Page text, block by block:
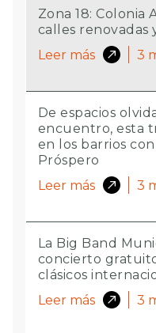
Zona 18: Colonia
calles renovadas
Leer más
3
De espacios
encuentro, esta
en los barrios
Próspero
Leer más
3
La Big Band
concierto
clásicos
Leer más
3